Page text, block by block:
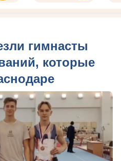
гимнасты
которые